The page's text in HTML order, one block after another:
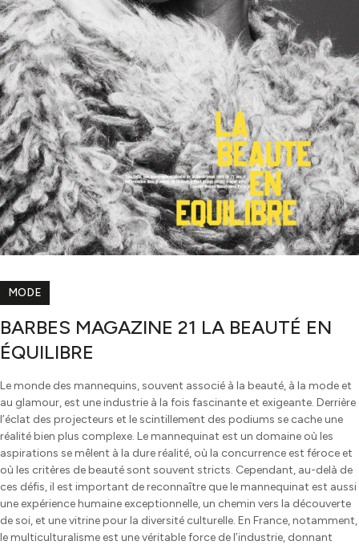
MODE
BARBES MAGAZINE 21 LA BEAUTÉ EN
ÉQUILIBRE
Le monde des mannequins, souvent associé à la beauté, à la mode et
au glamour, est une industrie à la fois fascinante et exigeante. Derrière
l’éclat des projecteurs et le scintillement des podiums se cache une
réalité bien plus complexe. Le mannequinat est un domaine où les
aspirations se mêlent à la dure réalité, où la concurrence est féroce et
où les critères de beauté sont souvent stricts. Cependant, au-delà de
ces défis, il est important de reconnaître que le mannequinat est aussi
une expérience humaine exceptionnelle, un chemin vers la découverte
de soi, et une vitrine pour la diversité culturelle. En France, notamment,
le multiculturalisme est une véritable force de l’industrie, donnant